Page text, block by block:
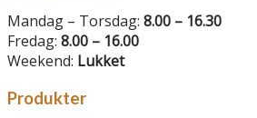
Mandag – Torsdag: 8.00 – 16.30
Fredag: 8.00 – 16.00
Weekend: Lukket
Produkter